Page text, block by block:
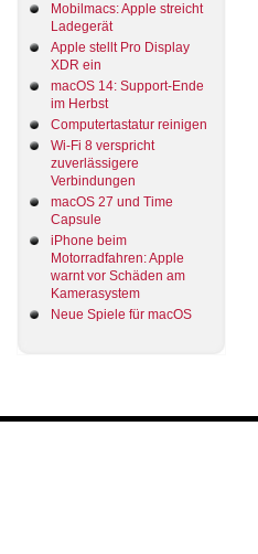
Mobilmacs: Apple streicht
Ladegerät
Apple stellt Pro Display
XDR ein
macOS 14: Support-Ende
im Herbst
Computertastatur reinigen
Wi-Fi 8 verspricht
zuverlässigere
Verbindungen
macOS 27 und Time
Capsule
iPhone beim
Motorradfahren: Apple
warnt vor Schäden am
Kamerasystem
Neue Spiele für macOS